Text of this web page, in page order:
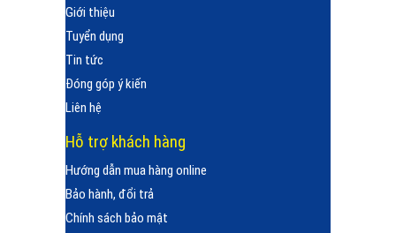
Giới thiệu
Tuyển dụng
Tin tức
Đóng góp ý kiến
Liên hệ
Hỗ trợ khách hàng
Hướng dẫn mua hàng online
Bảo hành, đổi trả
Chính sách bảo mật